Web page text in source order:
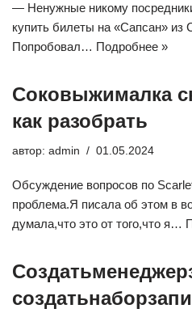
— Ненужные никому
купить билеты на «Сапсан» из
Попробовал… Подробнее »
Соковыжималка
как разобрать
автор: admin 01.05.2024
Обсуждение вопросов по
проблема.Я писала об этом в
думала,что это от того,что я…